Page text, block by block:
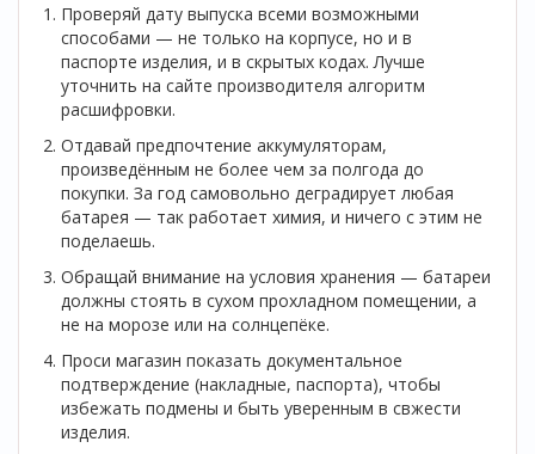
Проверяй дату выпуска всеми возможными
способами — не только на корпусе, но и в
паспорте изделия, и в скрытых кодах. Лучше
уточнить на сайте производителя алгоритм
расшифровки.
Отдавай предпочтение аккумуляторам,
произведённым не более чем за полгода до
покупки. За год самовольно деградирует любая
батарея — так работает химия, и ничего с этим не
поделаешь.
Обращай внимание на условия хранения — батареи
должны стоять в сухом прохладном помещении, а
не на морозе или на солнцепёке.
Проси магазин показать документальное
подтверждение (накладные, паспорта), чтобы
избежать подмены и быть уверенным в свжести
изделия.